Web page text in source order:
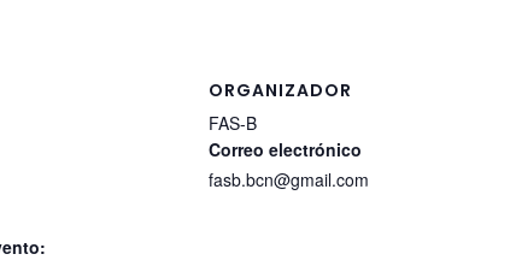
ORGANIZADOR
FAS-B
Correo electrónico
fasb.bcn@gmail.com